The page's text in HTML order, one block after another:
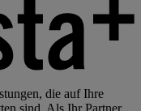
die auf Ihre
sind. Als Ihr Partner